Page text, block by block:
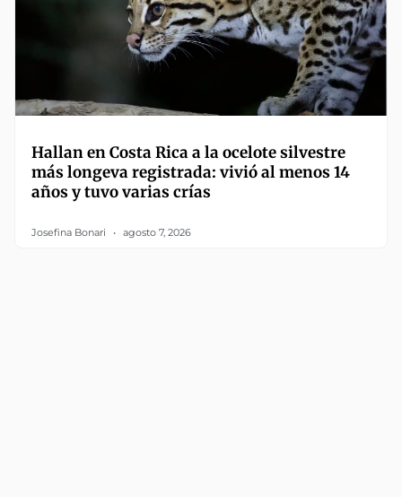
Hallan en Costa Rica a la ocelote silvestre
más longeva registrada: vivió al menos 14
años y tuvo varias crías
Josefina Bonari agosto 7, 2026